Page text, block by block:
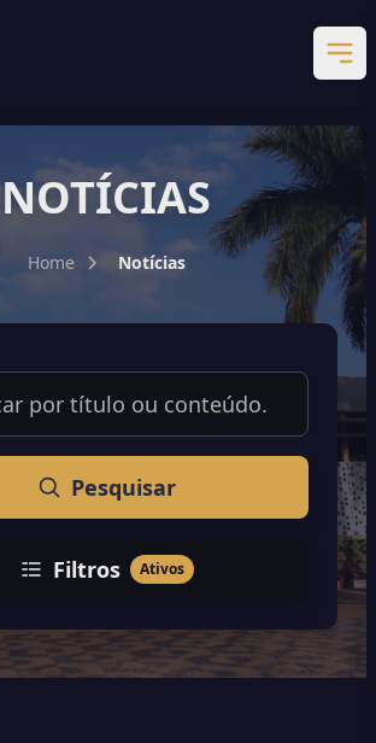
NOTÍCIAS
Home Notícias
Buscar
Pesquisar
Filtros Ativos